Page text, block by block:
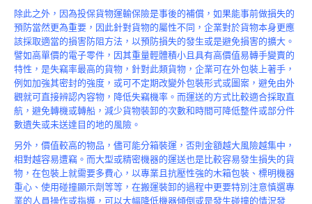
除此之外，因為投保貨物運輸保險是事後的補償，如果能事前做損失的
預防當然更為重要，因此針對貨物的屬性不同，企業對於貨物本身更應
該採取適當的損害防阻方法，以預防損失的發生或是避免損害的擴大。
譬如高單價的電子零件，因其重量輕體積小且具有高價值易轉手變賣的
特性，是失竊率最高的貨物，針對此類貨物，企業可在外包裝上著手，
例如加強其密封的強度，或可不定期改變外包裝形式或圖案，避免由外
觀就可直接辨認內容物，降低失竊機率。而運送的方式比較適合採取直
航，避免轉機或轉船，減少貨物裝卸的次數和時間可降低整件或部分件
數遺失或未送達目的地的風險。
另外，價值較高的物品，儘可能分箱裝運，否則金額越大風險越集中，
相對越容易遭竊。而大型或精密機器的運送也是比較容易發生損失的貨
物，在包裝上就需要多費心，以專業且抗壓性強的木箱包裝、標明機器
重心、使用碰撞顯示劑等等，在搬運裝卸的過程中更要特別注意慎選專
業的人員操作或指導，可以大幅降低機器傾倒或是發生碰撞的情況發